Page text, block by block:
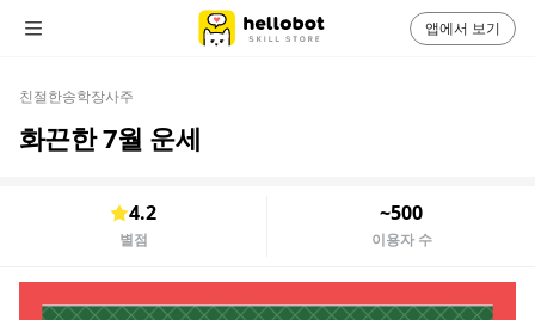
친절한송학장사주
화끈한 7월 운세
4.2
별점
~500
이용자 수
앱에서 보기